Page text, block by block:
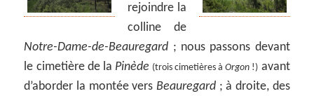
rejoindre la
colline de
Notre-Dame-de-Beauregard ; nous passons devant
le cimetière de la Pinède (trois cimetières àOrgon !) avant
d’aborder la montée vers Beauregard ; à droite, des